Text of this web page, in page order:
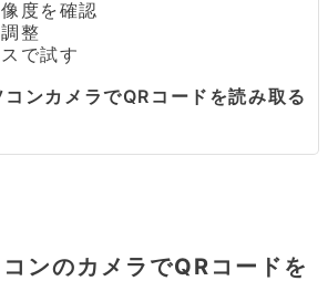
度を確認
整
で試す
ンカメラでQRコードを読み取る
ンのカメラでQRコードを